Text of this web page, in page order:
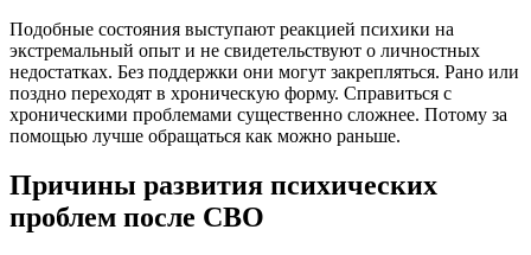
Подобные состояния выступают реакцией психики на
экстремальный опыт и не свидетельствуют о личностных
недостатках. Без поддержки они могут закрепляться. Рано или
поздно переходят в хроническую форму. Справиться с
хроническими проблемами существенно сложнее. Потому за
помощью лучше обращаться как можно раньше.
Причины развития психических
проблем после СВО